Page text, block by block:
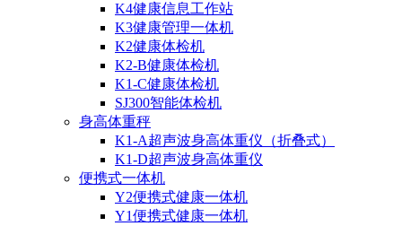
K4健康信息工作站
K3健康管理一体机
K2健康体检机
K2-B健康体检机
K1-C健康体检机
SJ300智能体检机
身高体重秤
K1-A超声波身高体重仪（折叠式）
K1-D超声波身高体重仪
便携式一体机
Y2便携式健康一体机
Y1便携式健康一体机